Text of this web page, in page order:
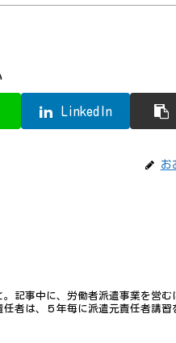
LinkedIn
お
記事中に、労働者派遣事業を営む
者は、５年毎に派遣元責任者講習